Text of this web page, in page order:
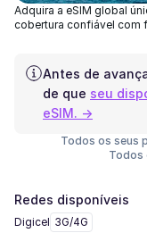
Adquira a eSIM global
cobertura confiável com
Antes de
de que seu
eSIM. →
Todos os seus
Todos
Redes disponíveis
Digicel 3G/4G